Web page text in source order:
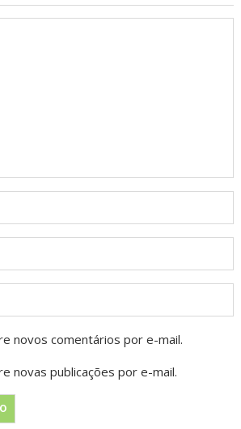
novos comentários por e-mail.
novas publicações por e-mail.